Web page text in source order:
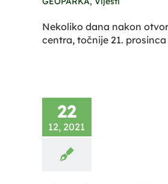
Nekoliko dana nakon
centra, točnije 21. prosinca
22
12, 2021